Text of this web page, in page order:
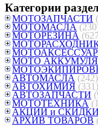
Категории
МОТОЗАПЧАСТИ
МОТОМАСЛА
МОТОРЕЗИНА
МОТО
АВТОМАСЛА (242)
АВТОХИМИЯ (331)
АВТОЗАПЧАСТИ
МОТОТЕХНИКА
АКЦИИ и СКИДКИ
АРХИВ ТОВАРОВ